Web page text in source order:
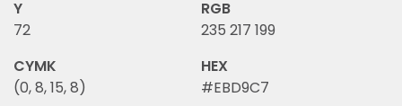
Y
72
RGB
235 217 199
CYMK
(0, 8, 15, 8)
HEX
#EBD9C7